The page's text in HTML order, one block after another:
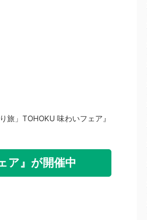
」TOHOKU 味わいフェア』
ア』が開催中